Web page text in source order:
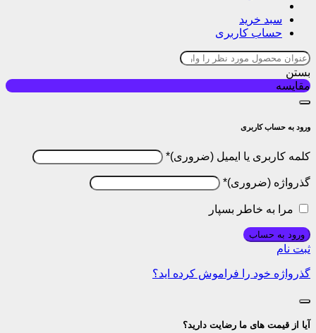
سبد خرید
حساب کاربری
بستن
مقایسه
ورود به حساب کاربری
کلمه کاربری یا ایمیل *
گذرواژه *
مرا به خاطر بسپار
ورود به حساب
ثبت نام
گذرواژه خود را فراموش کرده اید؟
آیا از قیمت های ما رضایت دارید؟